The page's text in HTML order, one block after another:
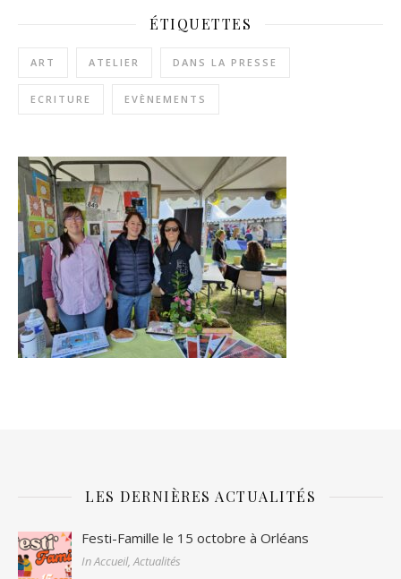
ÉTIQUETTES
ART ATELIER DANS LA PRESSE
ECRITURE EVÈNEMENTS
LES DERNIÈRES ACTUALITÉS
Festi-Famille le 15 octobre à Orléans
In Accueil, Actualités